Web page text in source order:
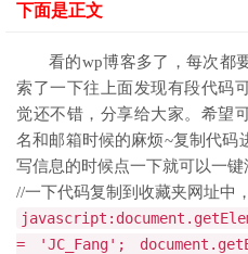
下面是正文
看的wp博客多了，每次都
索了一下往上面发现有段代码
觉还不错，分享给大家。希望
名和邮箱时候的麻烦~复制代码
写信息的时候点一下就可以一键
//一下代码复制到收藏夹网址中
= 'JC_Fang';